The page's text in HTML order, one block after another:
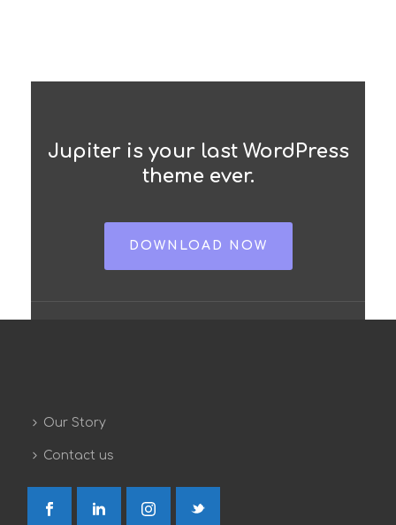
Jupiter is your last WordPress
theme ever.
DOWNLOAD NOW
Our Story
Contact us